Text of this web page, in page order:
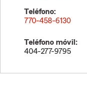
Teléfono:
770-458-6130
Teléfono móvil:
404-277-9795